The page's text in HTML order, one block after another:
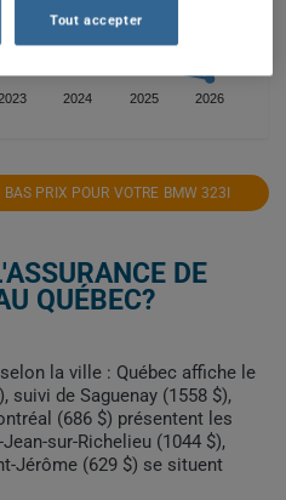
2024 2025 2026
PRIX POUR VOTRE BMW 323I
DE
QUÉBEC?
la ville : Québec affiche le
suivi de Saguenay (1558 $),
(686 $) présentent les
sur-Richelieu (1044 $),
Jérôme (629 $) se situent
Tout accepter